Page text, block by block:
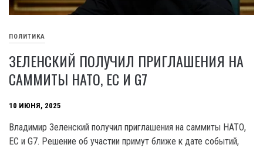
ПОЛИТИКА
ЗЕЛЕНСКИЙ ПОЛУЧИЛ ПРИГЛАШЕНИЯ НА
САММИТЫ НАТО, ЕС И G7
10 ИЮНЯ, 2025
Владимир Зеленский получил приглашения на саммиты НАТО,
ЕС и G7. Решение об участии примут ближе к дате событий,